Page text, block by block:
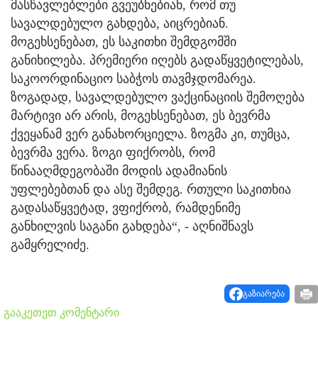
მასწავლებლები გვეუბნებიან, რომ თუ
სავალდებულო გახდება, აიცრებიან.
მოგეხსენებათ, ეს საკითხი შემდგომში
განიხილება. პრემიერი იღებს გადაწყვეტილებას,
საკოორდინაციო საბჭოს თავმჯდომარეა.
ზოგადად, სავალდებულო ვაქცინაციის შემოღება
მარტივი არ არის, მოგეხსენებათ, ეს ბევრმა
ქვეყანამ ვერ განახორციელა. ზოგმა კი, თუმცა,
ბევრმა ვერა. ზოგი ფიქრობს, რომ
წინააღმდეგობაში მოდის ადამიანის
უფლებებთან და ასე შემდეგ. რთული საკითხია
გადასაწყვეტად, ვფიქრობ, რამდენიმე
განხილვის საგანი გახდება“, - აღნიშნავს
გამყრელიძე.
გაზიარება
გააკეთეთ კომენტარი